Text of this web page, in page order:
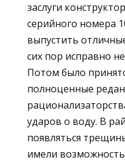
заслуги
серийного номера
выпустить
сих пор исправно
Потом было
полноценные
ударов о воду. В
появляться
имели